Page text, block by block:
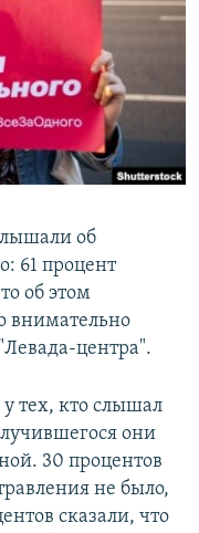
об
61 процент
об этом
внимательно
центра".
тех, кто слышал
они
30 процентов
не было,
сказали, что